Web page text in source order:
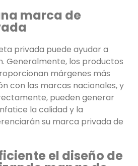
marca de
privada puede ayudar a
Generalmente, los productos
márgenes más
con las marcas nacionales, y
pueden generar
la calidad y la
su marca privada de
el diseño de